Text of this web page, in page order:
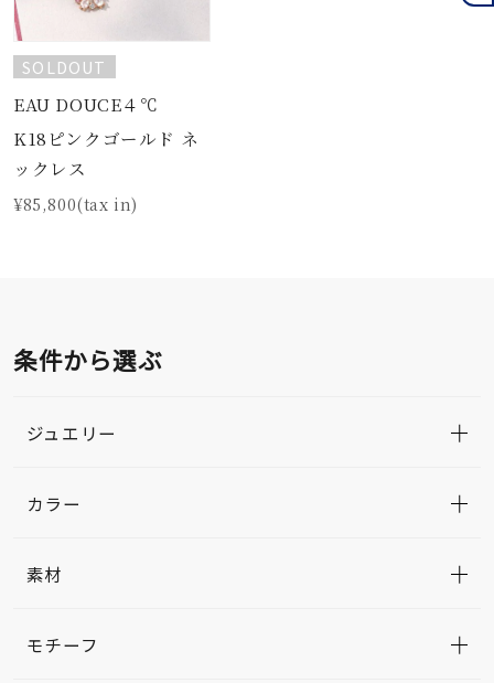
SOLDOUT
EAU DOUCE４℃
K18ピンクゴールド ネ
ックレス
¥85,800(tax in)
条件から選ぶ
ジュエリー
カラー
素材
モチーフ